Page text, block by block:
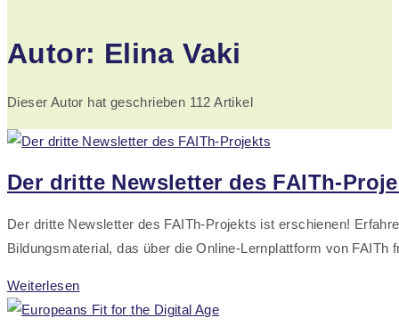
Autor: Elina Vaki
Dieser Autor hat geschrieben 112 Artikel
Der dritte Newsletter des FAITh-
Der dritte Newsletter des FAITh-Projekts ist erschienen!
Bildungsmaterial, das über die Online-Lernplattform von
WeiterlesenDer
dritte